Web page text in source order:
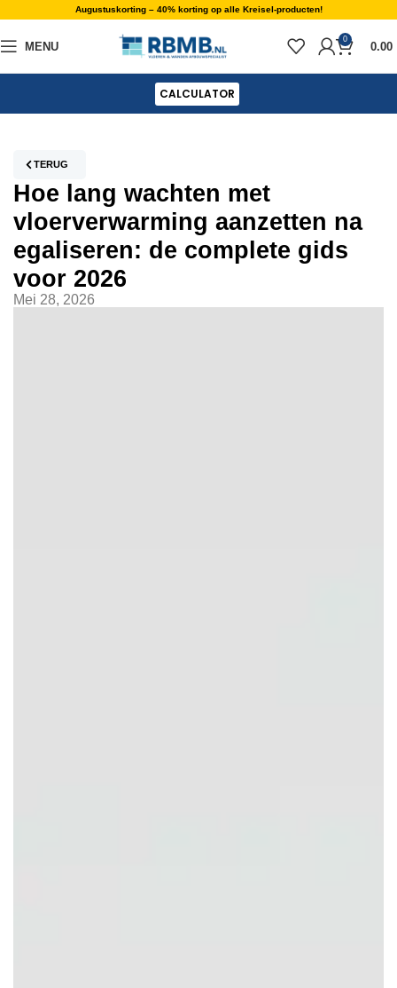
Augustuskorting – 40% korting op alle Kreisel-producten!
MENU
0
0.00
CALCULATOR
TERUG
Hoe lang wachten met
vloerverwarming aanzetten na
egaliseren: de complete gids
voor 2026
Mei 28, 2026